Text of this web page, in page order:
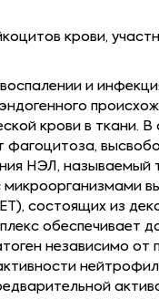
крови,
и
крови в ткани.
НЭЛ, называемый
состоящих из
независимо